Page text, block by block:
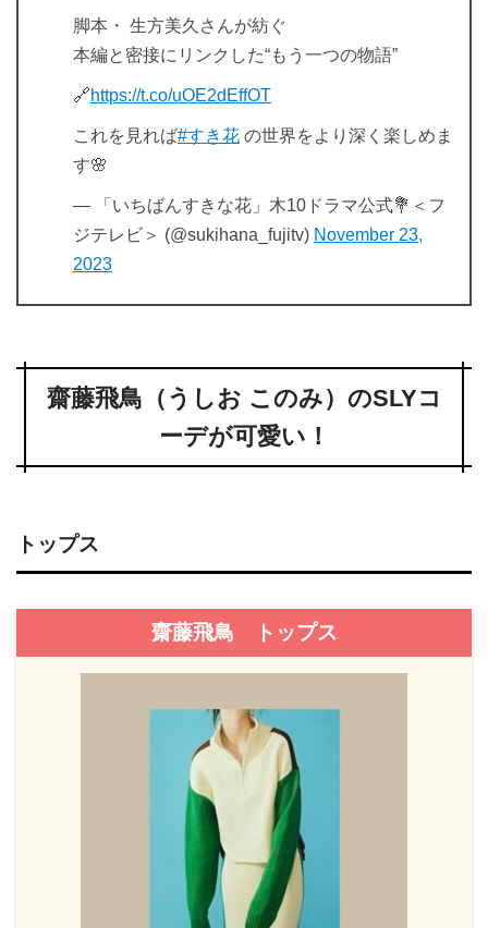
脚本・ 生方美久さんが紡ぐ
本編と密接にリンクした“もう一つの物語”
🔗https://t.co/uOE2dEffOT
これを見れば#すき花 の世界をより深く楽しめま
す🌸
— 「いちばんすきな花」木10ドラマ公式💐＜フ
ジテレビ＞ (@sukihana_fujitv) November 23,
2023
齋藤飛鳥（うしお このみ）のSLYコ
ーデが可愛い！
トップス
齋藤飛鳥 トップス